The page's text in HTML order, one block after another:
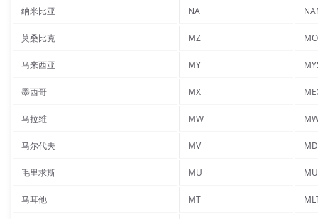
纳米比亚 NA
莫桑比克 MZ
马来西亚 MY
墨西哥 MX
马拉维 MW
马尔代夫 MV
毛里求斯 MU
马耳他 MT